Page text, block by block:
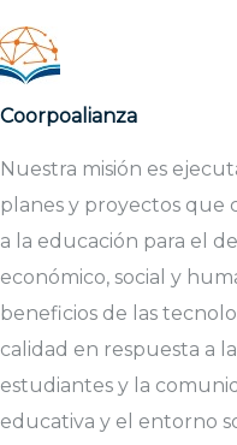
Coorpoalianza
Nuestra misión es
planes y proyectos que
a la educación para el
económico, social y
beneficios de las
calidad en respuesta a
estudiantes y la
educativa y el entorno